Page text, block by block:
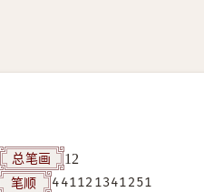
总笔画 12
笔顺 441121341251